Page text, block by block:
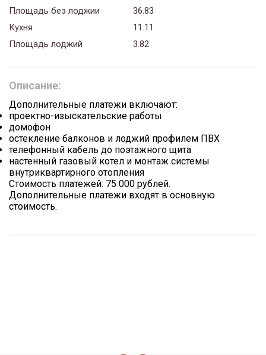
Площадь без лоджии
36.83
Кухня
11.11
Площадь лоджий
3.82
Описание:
Дополнительные платежи включают:
проектно-изыскательские работы
домофон
остекление балконов и лоджий профилем ПВХ
телефонный кабель до поэтажного щита
настенный газовый котел и монтаж системы
внутриквартирного отопления
Стоимость платежей: 75 000 рублей.
Дополнительные платежи входят в основную
стоимость.